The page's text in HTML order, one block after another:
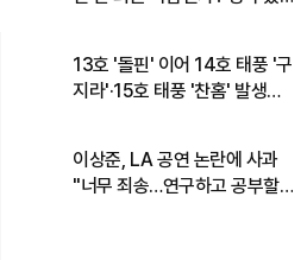
13호 '돌핀' 이어 14호 태풍 '구
지라'·15호 태풍 '찬홈' 발생…
이상준, LA 공연 논란에 사과
"너무 죄송…연구하고 공부할